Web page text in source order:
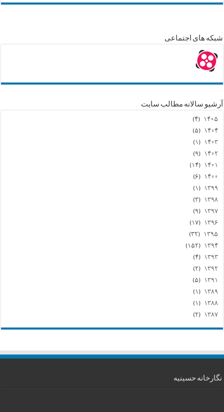
شبکه های اجتماعی
آرشیو سالانه مطالب سایت
۱۴۰۵ (۴)
۱۴۰۴ (۵)
۱۴۰۳ (۱)
۱۴۰۲ (۹)
۱۴۰۱ (۱۴)
۱۴۰۰ (۶)
۱۳۹۹ (۱)
۱۳۹۸ (۳)
۱۳۹۷ (۹)
۱۳۹۶ (۱۷)
۱۳۹۵ (۳۲)
۱۳۹۴ (۱۵۲)
۱۳۹۳ (۴)
۱۳۹۲ (۲)
۱۳۹۱ (۵)
۱۳۸۹ (۱)
۱۳۸۸ (۱)
۱۳۸۷ (۲)
نگارخانه حسینیه